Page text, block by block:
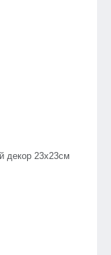
декор 23х23см